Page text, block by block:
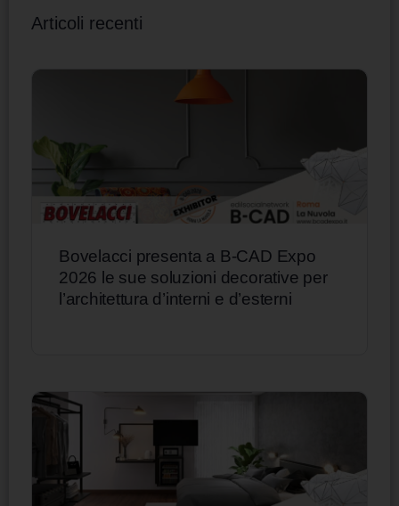
Articoli recenti
Bovelacci presenta a B-CAD Expo
2026 le sue soluzioni decorative per
l’architettura d’interni e d’esterni